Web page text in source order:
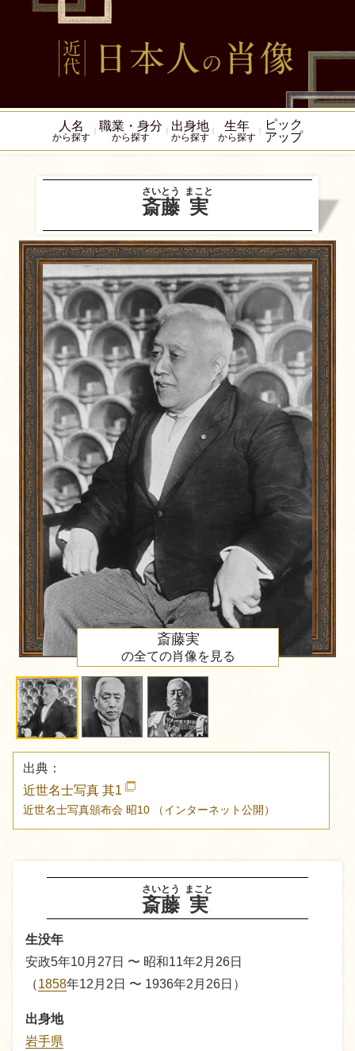
人名
から探す
職業・身分
から探す
出身地
から探す
生年
から探す
ピック
アップ
斎藤
さいとう
実
まこと
生没年
安政5年10月27日 〜 昭和11年2月26日
（1858年12月2日 〜 1936年2月26日）
出身地
岩手県
斎藤
さいとう
実
まこと
斎藤実
の全ての肖像を見る
出典：
近世名士写真 其1
近世名士写真頒布会 昭10 （インターネット公開）